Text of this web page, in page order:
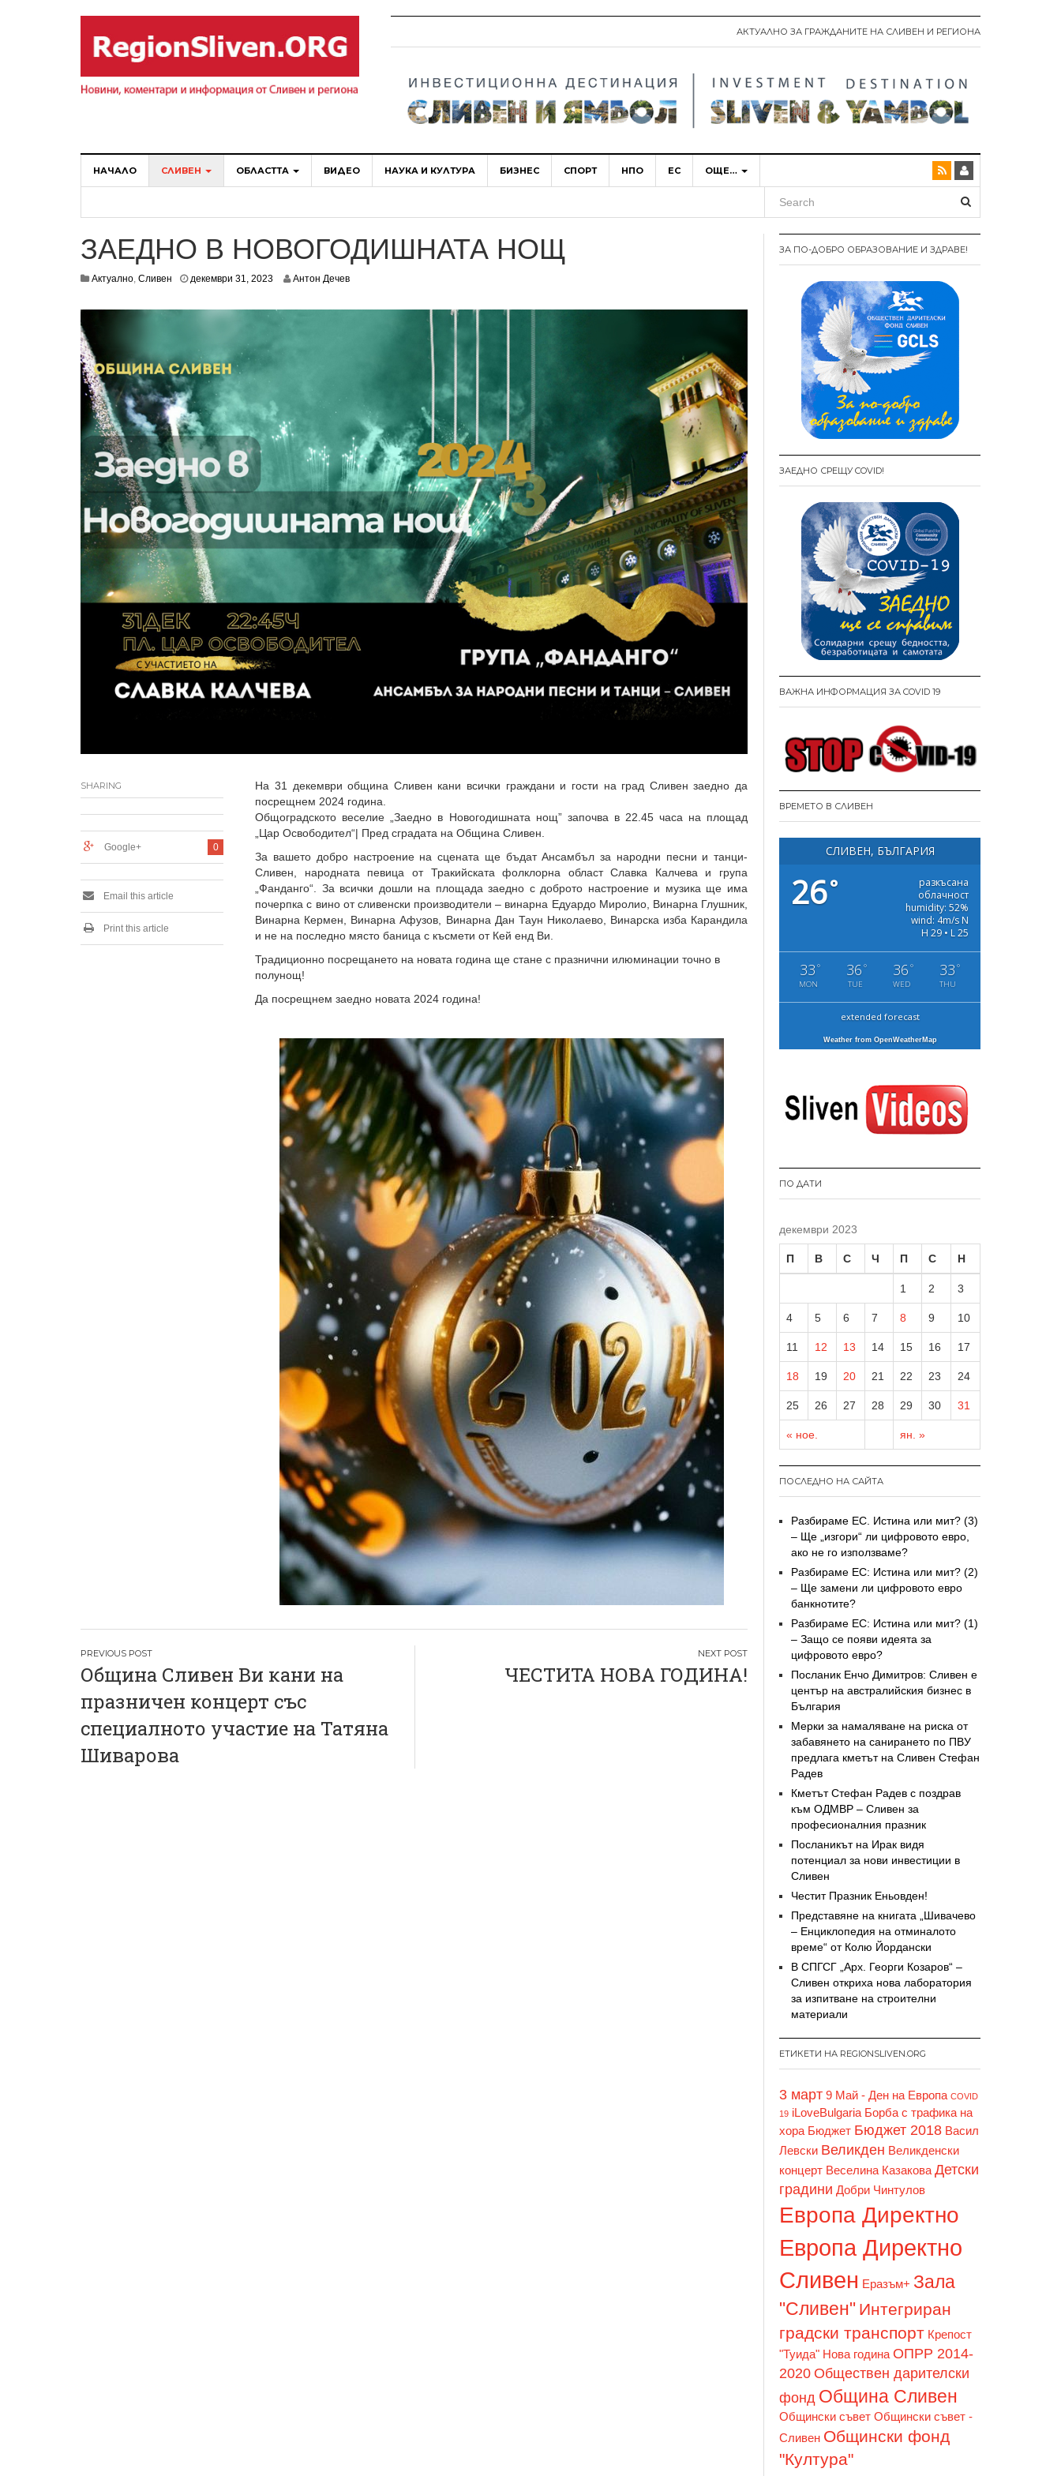
АКТУАЛНО ЗА ГРАЖДАНИТЕ НА СЛИВЕН И РЕГИОНА
НАЧАЛО СЛИВЕН ОБЛАСТТА ВИДЕО НАУКА И КУЛТУРА БИЗНЕС СПОРТ НПО ЕС ОЩЕ…
ЗАЕДНО В НОВОГОДИШНАТА НОЩ
Актуално, Сливен декември 31, 2023 Антон Дечев
На 31 декември община Сливен кани всички граждани и гости на град Сливен заедно да
посрещнем 2024 година.
Общоградското веселие „Заедно в Новогодишната нощ” започва в 22.45 часа на площад
„Цар Освободител“| Пред сградата на Община Сливен.
За вашето добро настроение на сцената ще бъдат Ансамбъл за народни песни и танци-
Сливен, народната певица от Тракийската фолклорна област Славка Калчева и група
„Фанданго“. За всички дошли на площада заедно с доброто настроение и музика ще има
почерпка с вино от сливенски производители – винарна Едуардо Миролио, Винарна Глушник,
Винарна Кермен, Винарна Афузов, Винарна Дан Таун Николаево, Винарска изба Карандила
и не на последно място баница с късмети от Кей енд Ви.
Традиционно посрещането на новата година ще стане с празнични илюминации точно в
полунощ!
Да посрещнем заедно новата 2024 година!
SHARING
0
Google+
Email this article
Print this article
Н
а
в
и
г
Община Сливен Ви кани на
празничен концерт със
специалното участие на Татяна
Шиварова
ЧЕСТИТА НОВА ГОДИНА!
ЗА ПО-ДОБРО ОБРАЗОВАНИЕ И ЗДРАВЕ!
ЗАЕДНО СРЕЩУ COVID!
ВАЖНА ИНФОРМАЦИЯ ЗА COVID 19
ВРЕМЕТО В СЛИВЕН
СЛИВЕН, БЪЛГАРИЯ
26°
разкъсана
облачност
humidity: 52%
wind: 4m/s N
H 29 • L 25
33 °
MON
36 °
TUE
36 °
WED
33 °
THU
extended forecast
Weather from OpenWeatherMap
ПО ДАТИ
декември 2023
П В С Ч П С Н
« ное. ян. »
1 2 3
4 5 6 7 8 9 10
11 12 13 14 15 16 17
18 19 20 21 22 23 24
25 26 27 28 29 30 31
ПОСЛЕДНО НА САЙТА
Разбираме ЕС. Истина или мит? (3)
– Ще „изгори“ ли цифровото евро,
ако не го използваме?
Разбираме ЕС: Истина или мит? (2)
– Ще замени ли цифровото евро
банкнотите?
Разбираме ЕС: Истина или мит? (1)
– Защо се появи идеята за
цифровото евро?
Посланик Енчо Димитров: Сливен е
център на австралийския бизнес в
България
Мерки за намаляване на риска от
забавянето на санирането по ПВУ
предлага кметът на Сливен Стефан
Радев
Кметът Стефан Радев с поздрав
към ОДМВР – Сливен за
професионалния празник
Посланикът на Ирак видя
потенциал за нови инвестиции в
Сливен
Честит Празник Еньовден!
Представяне на книгата „Шивачево
– Енциклопедия на отминалото
време“ от Колю Йордански
В СПГСГ „Арх. Георги Козаров“ –
Сливен откриха нова лаборатория
за изпитване на строителни
материали
ЕТИКЕТИ НА REGIONSLIVEN.ORG
3 март 9 Май - Ден на Европа COVID
19 iLoveBulgaria Борба с трафика на
хора Бюджет Бюджет 2018 Васил
Левски Великден Великденски
концерт Веселина Казакова Детски
градини Добри Чинтулов
Европа Директно
Европа Директно
Сливен Еразъм+ Зала
"Сливен" Интегриран
градски транспорт Крепост
"Туида" Нова година ОПРР 2014-
2020 Обществен дарителски
фонд Община Сливен
Общински съвет Общински съвет -
Сливен Общински фонд
"Култура"